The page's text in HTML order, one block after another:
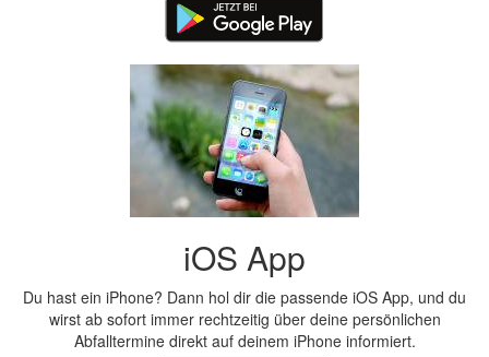
iOS App
Du hast ein iPhone? Dann hol dir die passende iOS App, und du
wirst ab sofort immer rechtzeitig über deine persönlichen
Abfalltermine direkt auf deinem iPhone informiert.